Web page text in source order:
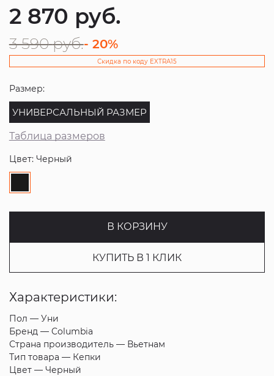
2 870 руб.
3 590 руб.- 20%
Скидка по коду EXTRA15
Размер:
УНИВЕРСАЛЬНЫЙ РАЗМЕР
Таблица размеров
Цвет: Черный
В КОРЗИНУ
КУПИТЬ В 1 КЛИК
Характеристики:
Пол — Уни
Бренд — Columbia
Страна производитель — Вьетнам
Тип товара — Кепки
Цвет — Черный